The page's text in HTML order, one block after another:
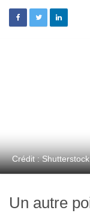
Crédit : Shutterstock
Un autre